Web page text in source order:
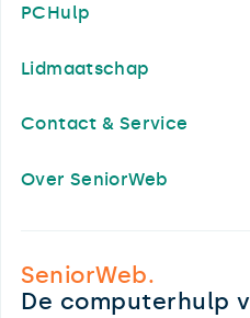
PCHulp
Lidmaatschap
Contact & Service
Over SeniorWeb
SeniorWeb.
De computerhulp